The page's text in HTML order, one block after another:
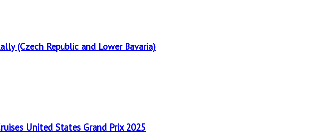
(Czech Republic and Lower Bavaria)
United States Grand Prix 2025